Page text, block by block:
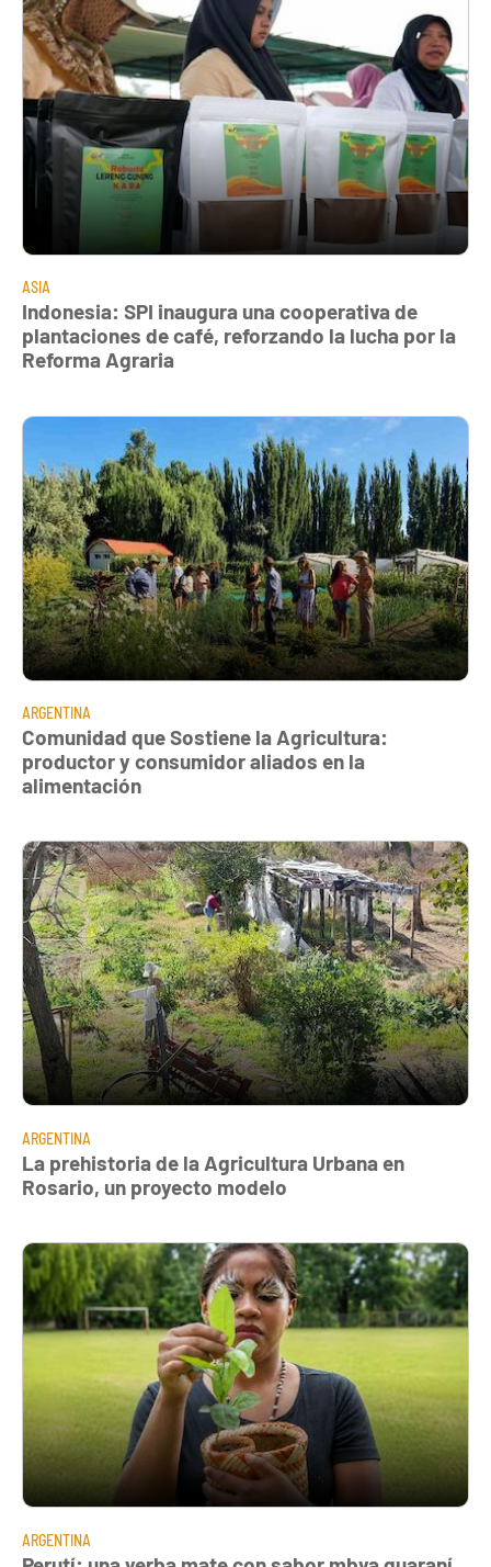
ASIA
Indonesia: SPI inaugura una cooperativa de
plantaciones de café, reforzando la lucha por la
Reforma Agraria
ARGENTINA
Comunidad que Sostiene la Agricultura:
productor y consumidor aliados en la
alimentación
ARGENTINA
La prehistoria de la Agricultura Urbana en
Rosario, un proyecto modelo
ARGENTINA